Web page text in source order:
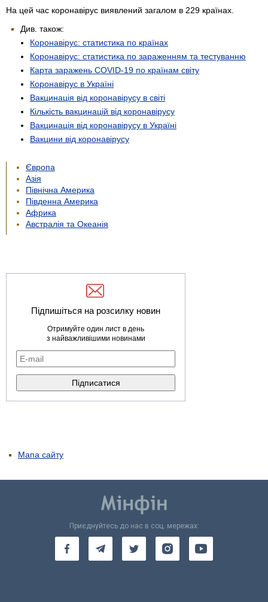
На цей час коронавірус виявлений загалом в 229 країнах.
Див. також:
Коронавірус: статистика по країнах
Коронавірус: статистика по зараженням та тестуванню
Карта заражень COVID-19 по країнам світу
Коронавірус в Україні
Вакцинація від коронавірусу в світі
Кількість вакцинацій від коронавірусу
Вакцинація від коронавірусу в Україні
Вакцини від коронавірусу
Європа
Азія
Північна Америка
Південна Америка
Африка
Австралія та Океанія
Підпишіться на розсилку новин
Отримуйте один лист в день
з найважливішими новинами
Мапа сайту
Приєднуйтесь до нас в соц. мережах: